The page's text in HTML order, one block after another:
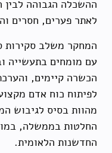
ההשכלה הגבוהה
לאתר פערים, חסרים
המחקר משלב סקירות
עם מומחים בתעשייה
הכשרה קיימים,
לפיתוח כוח אדם
מהוות בסיס לגיבוש
החלטות בממשלה,
החדשנות הלאומית.